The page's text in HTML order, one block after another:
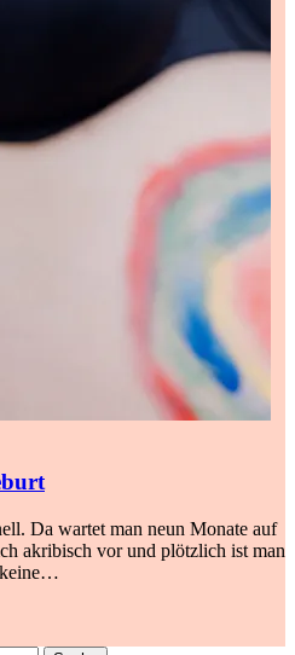
Da wartet man neun Monate auf
akribisch vor und plötzlich ist man
keine…